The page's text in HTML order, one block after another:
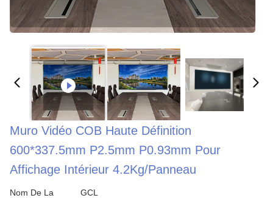
Muro Vidéo COB Haute Définition
600*337.5mm P2.5mm P0.93mm Pour
Affichage Intérieur 4.2Kg/panneau
Nom De La
GCL